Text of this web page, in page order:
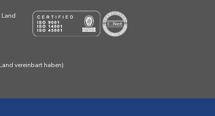
Land
vereinbart haben)